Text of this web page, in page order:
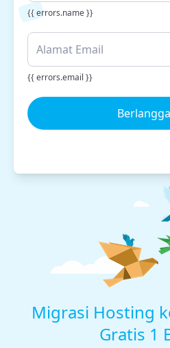
{{ errors.name }}
{{ errors.email }}
Migrasi Hosting
Gratis 1